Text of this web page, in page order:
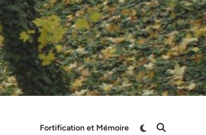
Fortification et Mémoire
Switch
Open